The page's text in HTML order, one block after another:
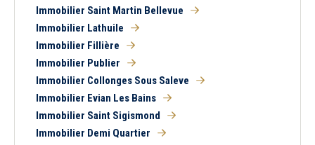
Immobilier Saint Martin Bellevue
Immobilier Lathuile
Immobilier Fillière
Immobilier Publier
Immobilier Collonges Sous Saleve
Immobilier Evian Les Bains
Immobilier Saint Sigismond
Immobilier Demi Quartier